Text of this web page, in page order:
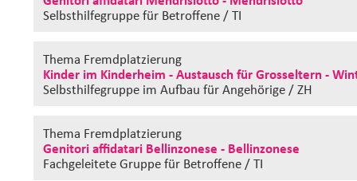
Selbsthilfegruppefür Betroffene / TI
Thema Fremdplatzierung
Kinder im Kinderheim - Austausch für Grosseltern -
Selbsthilfegruppe im Aufbau für Angehörige / ZH
Thema Fremdplatzierung
Genitori affidatari Bellinzonese - Bellinzonese
Fachgeleitete Gruppefür Betroffene / TI